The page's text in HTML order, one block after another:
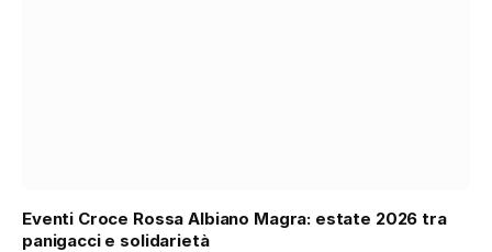
Eventi Croce Rossa Albiano Magra: estate 2026 tra
panigacci e solidarietà